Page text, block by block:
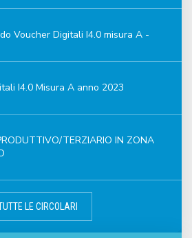
Voucher Digitali I4.0 misura A -
I4.0 Misura A anno 2023
TERZIARIO IN ZONA
LE CIRCOLARI